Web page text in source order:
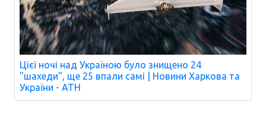
Цієї ночі над Україною було знищено 24
"шахеди", ще 25 впали самі | Новини Харкова та
України - АТН